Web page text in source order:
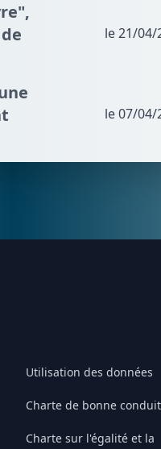
le 21/04/
le 07/04/
Utilisation des données
Charte de bonne
Charte sur l'égalité et la